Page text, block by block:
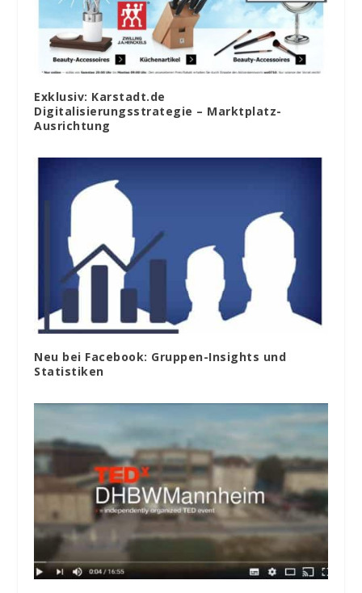
Exklusiv: Karstadt.de
Digitalisierungsstrategie – Marktplatz-
Ausrichtung
Neu bei Facebook: Gruppen-Insights und
Statistiken